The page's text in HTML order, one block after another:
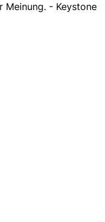
Meinung. - Keystone